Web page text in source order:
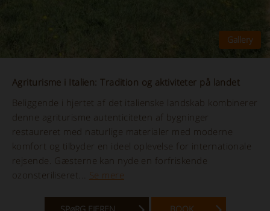
Agriturisme i Italien: Tradition og aktiviteter på landet
Beliggende i hjertet af det italienske landskab kombinerer
denne agriturisme autenticiteten af bygninger
restaureret med naturlige materialer med moderne
komfort og tilbyder en ideel oplevelse for internationale
rejsende. Gæsterne kan nyde en forfriskende
ozonsteriliseret... Se mere